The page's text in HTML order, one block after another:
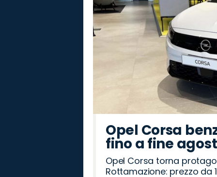
Opel Corsa
fino a fine
Opel Corsa torna
Rottamazione: prezzo da